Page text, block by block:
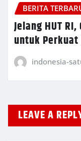
BERITA
Jelang HUT
untuk Perkuat
indonesia-
LEAVE A